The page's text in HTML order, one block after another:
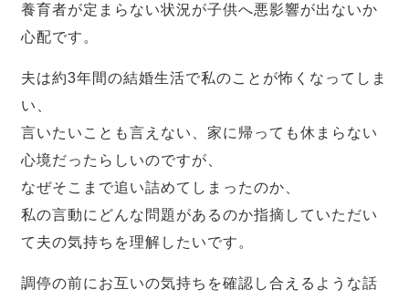
養育者が定まらない状況が子供へ悪影響が出ないか
心配です。
夫は約3年間の結婚生活で私のことが怖くなってしま
い、
言いたいことも言えない、家に帰っても休まらない
心境だったらしいのですが、
なぜそこまで追い詰めてしまったのか、
私の言動にどんな問題があるのか指摘していただい
て夫の気持ちを理解したいです。
調停の前にお互いの気持ちを確認し合えるような話